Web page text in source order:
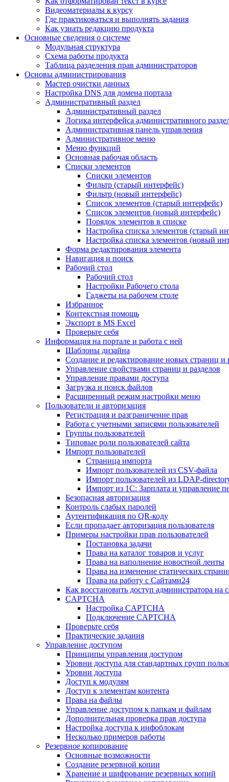
Видеоматериалы к курсу
Где практиковаться и выполнять задания
Как узнать редакцию продукта
Основные сведения о системе
Модульная структура
Схема работы продукта
Таблица разделения прав администраторов
Основы администрирования
Мастер очистки данных
Настройка DNS для домена портала
Административный раздел
Административный раздел
Логика интерфейса административного
Административная панель управления
Административное меню
Меню функций
Основная рабочая область
Списки элементов
Списки элементов
Фильтр (старый интерфейс)
Фильтр (новый интерфейс)
Список элементов (старый интерфейс)
Список элементов (новый интерфейс)
Порядок элементов в списке
Настройка списка элементов (старый
Настройка списка элементов (новый
Форма редактирования элемента
Навигация и поиск
Рабочий стол
Рабочий стол
Настройки Рабочего стола
Гаджеты на рабочем столе
Избранное
Контекстная помощь
Экспорт в MS Excel
Проверьте себя
Информация на портале и работа с ней
Шаблоны дизайна
Создание и редактирование новых страниц и
Управление свойствами страниц и разделов
Управление правами доступа
Загрузка и поиск файлов
Расширенный режим настройки меню
Пользователи и авторизация
Регистрация и разграничение прав
Работа с учетными записями пользователей
Группы пользователей
Типовые роли пользователей сайта
Импорт пользователей
Страница импорта
Импорт пользователей из CSV-файла
Импорт пользователей из LDAP-
Импорт из 1С: Зарплата и управление
Безопасная авторизация
Контроль слабых паролей
Аутентификация по QR-коду
Если пропадает авторизация пользователя
Примеры настройки прав пользователей
Постановка задачи
Права на каталог товаров и услуг
Права на наполнение новостной ленты
Права на изменение статических
Права на работу с Сайтами24
Как восстановить доступ администратора на
CAPTCHA
Настройка CAPTCHA
Подключение CAPTCHA
Проверьте себя
Практические задания
Управление доступом
Принципы управления доступом
Уровни доступа для стандартных групп
Уровни доступа
Доступ к модулям
Доступ к элементам контента
Права на файлы
Управление доступом к папкам и файлам
Дополнительная проверка прав доступа
Настройка доступа к инфоблокам
Несколько примеров работы
Резервное копирование
Основные возможности
Создание резервной копии
Хранение и шифрование резервных копий